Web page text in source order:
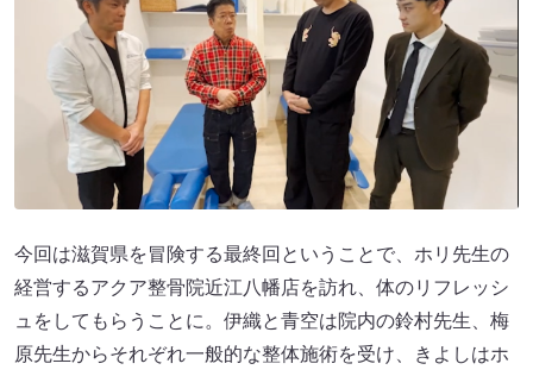
今回は滋賀県を冒険する最終回ということで、ホリ先生の
経営するアクア整骨院近江八幡店を訪れ、体のリフレッシ
ュをしてもらうことに。伊織と青空は院内の鈴村先生、梅
原先生からそれぞれ一般的な整体施術を受け、きよしはホ